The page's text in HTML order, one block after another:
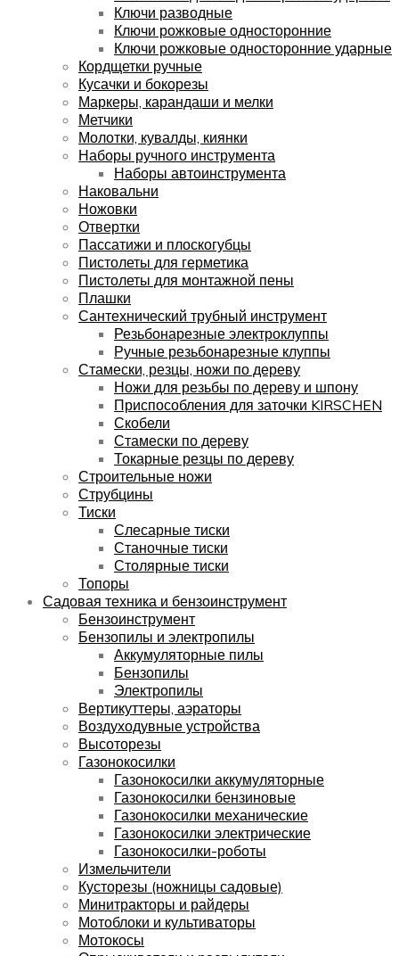
Ключи разводные
Ключи рожковые односторонние
Ключи рожковые односторонние ударные
Кордщетки ручные
Кусачки и бокорезы
Маркеры, карандаши и мелки
Метчики
Молотки, кувалды, киянки
Наборы ручного инструмента
Наборы автоинструмента
Наковальни
Ножовки
Отвертки
Пассатижи и плоскогубцы
Пистолеты для герметика
Пистолеты для монтажной пены
Плашки
Сантехнический трубный инструмент
Резьбонарезные электроклуппы
Ручные резьбонарезные клуппы
Стамески, резцы, ножи по дереву
Ножи для резьбы по дереву и шпону
Приспособления для заточки KIRSCHEN
Скобели
Стамески по дереву
Токарные резцы по дереву
Строительные ножи
Струбцины
Тиски
Слесарные тиски
Станочные тиски
Столярные тиски
Топоры
Садовая техника и бензоинструмент
Бензоинструмент
Бензопилы и электропилы
Аккумуляторные пилы
Бензопилы
Электропилы
Вертикуттеры, аэраторы
Воздуходувные устройства
Высоторезы
Газонокосилки
Газонокосилки аккумуляторные
Газонокосилки бензиновые
Газонокосилки механические
Газонокосилки электрические
Газонокосилки-роботы
Измельчители
Кусторезы (ножницы садовые)
Минитракторы и райдеры
Мотоблоки и культиваторы
Мотокосы